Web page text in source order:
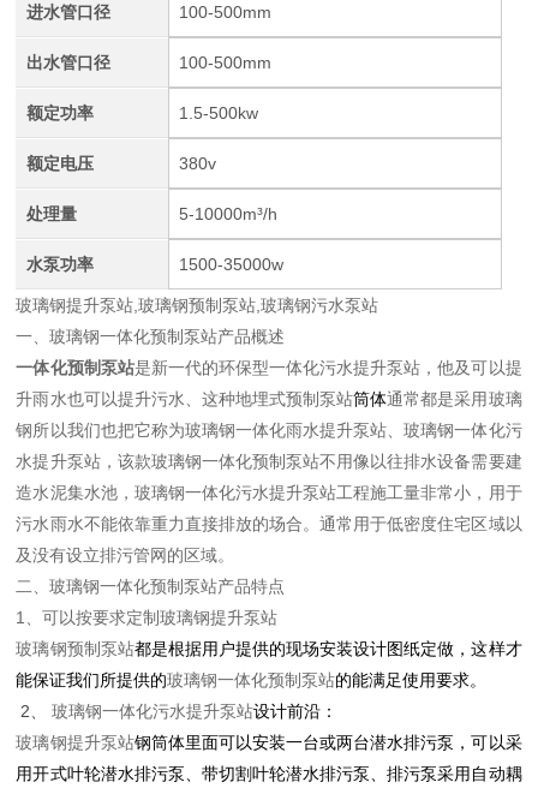
进水管口径 100-500mm
出水管口径 100-500mm
额定功率 1.5-500kw
额定电压 380v
处理量 5-10000m³/h
水泵功率 1500-35000w
玻璃钢提升泵站,玻璃钢预制泵站,玻璃钢污水泵站
一、玻璃钢一体化预制泵站产品概述
一体化预制泵站是新一代的环保型一体化污水提升泵站，他及可以提
升雨水也可以提升污水、这种地埋式预制泵站筒体通常都是采用玻璃
钢所以我们也把它称为玻璃钢一体化雨水提升泵站、玻璃钢一体化污
水提升泵站，该款玻璃钢一体化预制泵站不用像以往排水设备需要建
造水泥集水池， 玻璃钢一体化污水提升泵站工程施工量非常小，用于
污水雨水不能依靠重力直接排放的场合。通常用于低密度住宅区域以
及没有设立排污管网的区域。
二、玻璃钢一体化预制泵站产品特点
1、可以按要求定制玻璃钢提升泵站
玻璃钢预制泵站都是根据用户提供的现场安装设计图纸定做，这样才
能保证我们所提供的玻璃钢一体化预制泵站的能满足使用要求。
2、
玻璃钢一体化污水提升泵站设计前沿：
玻璃钢提升泵站钢筒体里面可以安装一台或两台潜水排污泵，可以采
用开式叶轮潜水排污泵、带切割叶轮潜水排污泵、排污泵采用自动耦